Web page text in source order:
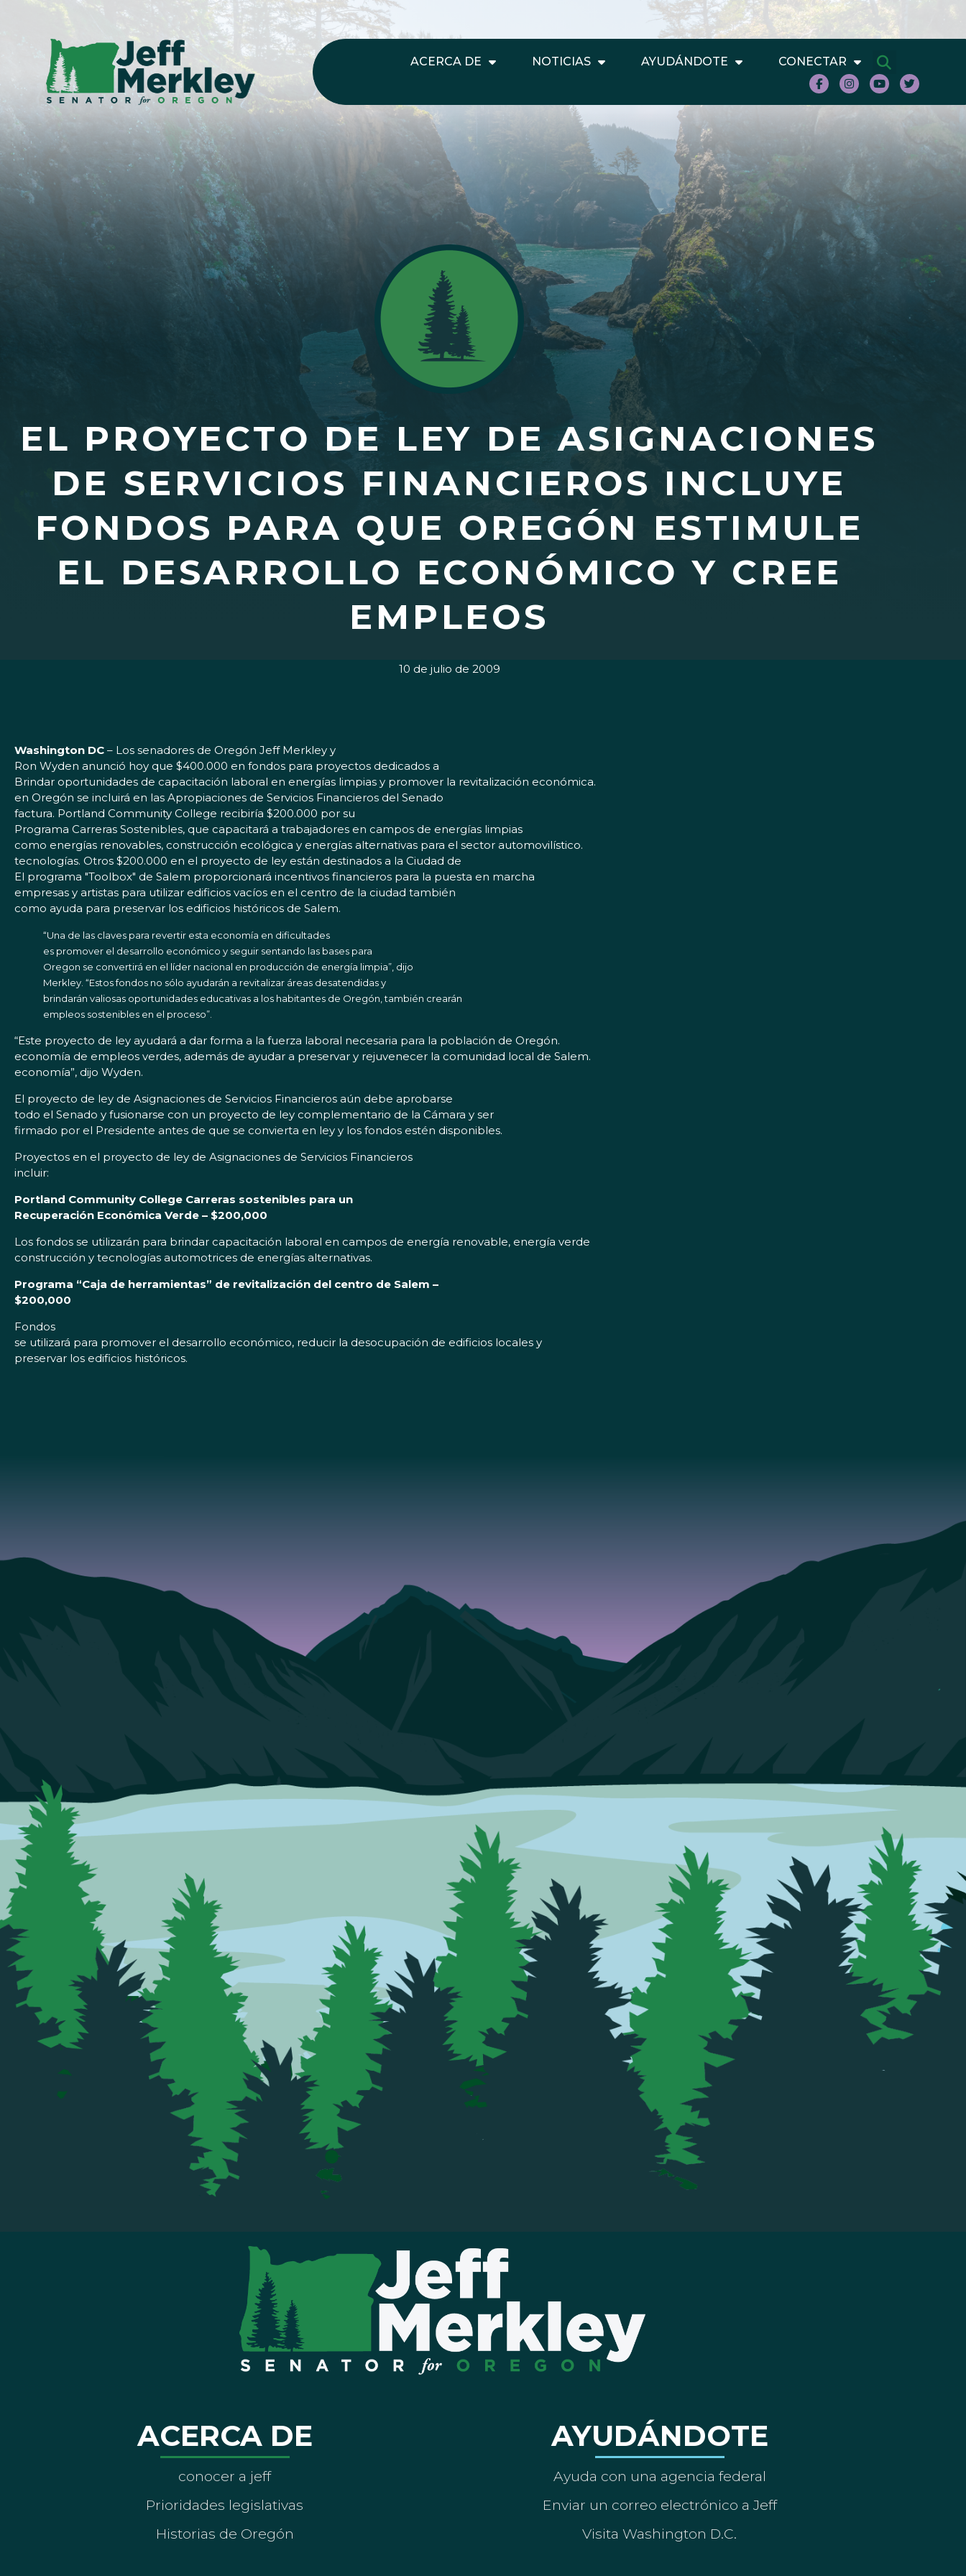
ACERCA DE NOTICIAS AYUDÁNDOTE CONECTAR
EL PROYECTO DE LEY DE ASIGNACIONES
DE SERVICIOS FINANCIEROS INCLUYE
FONDOS PARA QUE OREGÓN ESTIMULE
EL DESARROLLO ECONÓMICO Y CREE
EMPLEOS
10 de julio de 2009
Washington DC – Los senadores de Oregón Jeff Merkley y
Ron Wyden anunció hoy que $400.000 en fondos para proyectos dedicados a
Brindar oportunidades de capacitación laboral en energías limpias y promover la revitalización económica.
en Oregón se incluirá en las Apropiaciones de Servicios Financieros del Senado
factura. Portland Community College recibiría $200.000 por su
Programa Carreras Sostenibles, que capacitará a trabajadores en campos de energías limpias
como energías renovables, construcción ecológica y energías alternativas para el sector automovilístico.
tecnologías. Otros $200.000 en el proyecto de ley están destinados a la Ciudad de
El programa "Toolbox" de Salem proporcionará incentivos financieros para la puesta en marcha
empresas y artistas para utilizar edificios vacíos en el centro de la ciudad también
como ayuda para preservar los edificios históricos de Salem.
“Una de las claves para revertir esta economía en dificultades
es promover el desarrollo económico y seguir sentando las bases para
Oregon se convertirá en el líder nacional en producción de energía limpia”, dijo
Merkley. “Estos fondos no sólo ayudarán a revitalizar áreas desatendidas y
brindarán valiosas oportunidades educativas a los habitantes de Oregón, también crearán
empleos sostenibles en el proceso”.
“Este proyecto de ley ayudará a dar forma a la fuerza laboral necesaria para la población de Oregón.
economía de empleos verdes, además de ayudar a preservar y rejuvenecer la comunidad local de Salem.
economía”, dijo Wyden.
El proyecto de ley de Asignaciones de Servicios Financieros aún debe aprobarse
todo el Senado y fusionarse con un proyecto de ley complementario de la Cámara y ser
firmado por el Presidente antes de que se convierta en ley y los fondos estén disponibles.
Proyectos en el proyecto de ley de Asignaciones de Servicios Financieros
incluir:
Portland Community College Carreras sostenibles para un
Recuperación Económica Verde – $200,000
Los fondos se utilizarán para brindar capacitación laboral en campos de energía renovable, energía verde
construcción y tecnologías automotrices de energías alternativas.
Programa “Caja de herramientas” de revitalización del centro de Salem –
$200,000
Fondos
se utilizará para promover el desarrollo económico, reducir la desocupación de edificios locales y
preservar los edificios históricos.
ACERCA DE
conocer a jeff
Prioridades legislativas
Historias de Oregón
AYUDÁNDOTE
Ayuda con una agencia federal
Enviar un correo electrónico a Jeff
Visita Washington D.C.